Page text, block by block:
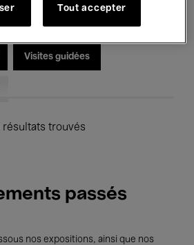
Kids’ Palace
Visites guidées
résultats trouvés
passés
nos expositions, ainsi que nos
Tout accepter